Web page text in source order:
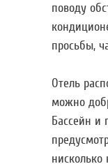
поводу
просьбы,
Отель
можно
Бассейн и